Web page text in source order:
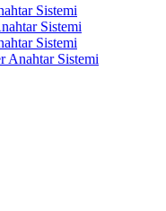
Sistemi
Sistemi
Sistemi
Anahtar Sistemi